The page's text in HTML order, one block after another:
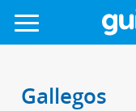
Gallegos